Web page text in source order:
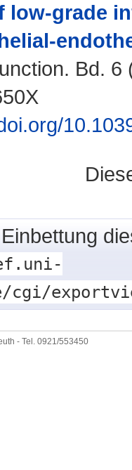
low-grade
Bd. 6
cgi/
- Tel. 0921/553450